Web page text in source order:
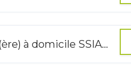
Infirmier(ère) à domicile SSIAD